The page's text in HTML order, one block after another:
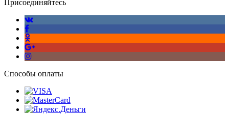
Присоединяйтесь
Способы оплаты